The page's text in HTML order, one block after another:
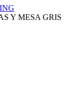
Y MESA GRIS